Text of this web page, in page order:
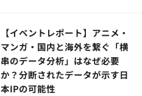
【イベントレポート】アニメ・
マンガ・国内と海外を繋ぐ「横
串のデータ分析」はなぜ必要
か？分断されたデータが示す日
本IPの可能性